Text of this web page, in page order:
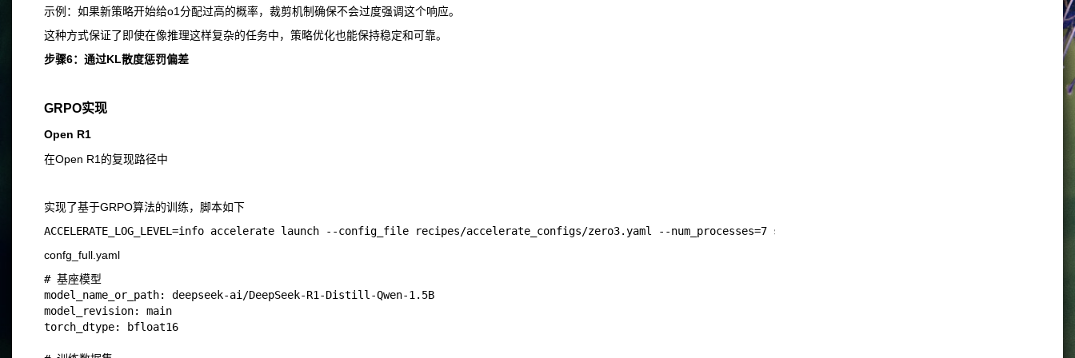
示例：如果新策略开始给o1分配过高的概率，裁剪机制确保不会过度强调这个响应。
这种方式保证了即使在像推理这样复杂的任务中，策略优化也能保持稳定和可靠。
步骤6：通过KL散度惩罚偏差
GRPO实现
Open R1
在Open R1的复现路径中
实现了基于GRPO算法的训练，脚本如下
confg_full.yaml
# 基座模型
model_name_or_path: deepseek-ai/DeepSeek-R1-Distill-Qwen-1.5B
model_revision: main
torch_dtype: bfloat16